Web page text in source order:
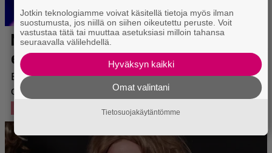
Jotkin teknologiamme voivat käsitellä tietoja myös ilman
suostumusta, jos niillä on siihen oikeutettu peruste. Voit
vastustaa tätä tai muuttaa asetuksiasi milloin tahansa
seuraavalla välilehdellä.
Hyväksyn kaikki
Omat valintani
Tietosuojakäytäntömme